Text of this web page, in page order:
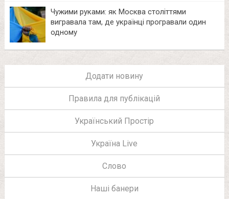
Чужими руками: як Москва століттями
вигравала там, де українці програвали один
одному
Додати новину
Правила для публікацій
Український Простір
Україна Live
Слово
Наші банери